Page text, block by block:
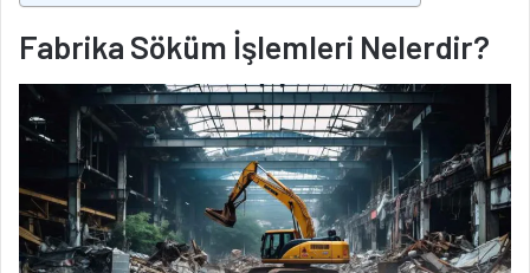
Fabrika Söküm İşlemleri Nelerdir?